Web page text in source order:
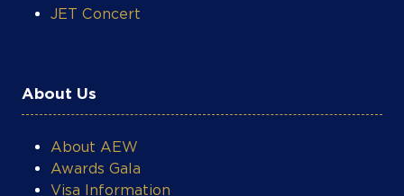
JET Concert
About Us
About AEW
Awards Gala
Visa Information